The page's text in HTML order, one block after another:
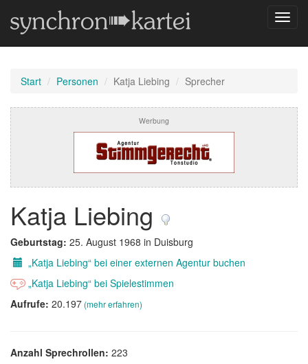
Start Personen Katja Liebing Sprecher
Werbung
Katja Liebing
Geburtstag: 25. August 1968 in Duisburg
„Katja Liebing“ bei einer externen Agentur buchen
„Katja Liebing“ bei Spielestimmen
Aufrufe: 20.197(mehr erfahren)
Anzahl Sprechrollen: 223